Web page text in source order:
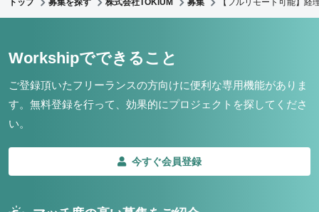
トップ 募集を探す 株式会社TOKIUM 募集 【フルリモート可能】
Workshipでできること
ご登録頂いたフリーランスの方向けに便利な専用機能がありま
す。 無料登録を行って、効果的にプロジェクトを探してくださ
い。
今すぐ会員登録